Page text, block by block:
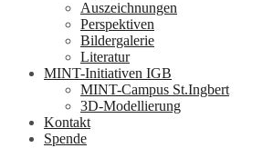
Auszeichnungen
Perspektiven
Bildergalerie
Literatur
MINT-Initiativen IGB
MINT-Campus St.Ingbert
3D-Modellierung
Kontakt
Spende